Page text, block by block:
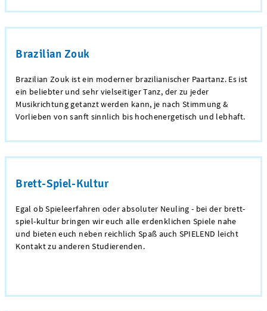
Brazilian Zouk
Brazilian Zouk ist ein moderner brazilianischer Paartanz. Es ist
ein beliebter und sehr vielseitiger Tanz, der zu jeder
Musikrichtung getanzt werden kann, je nach Stimmung &
Vorlieben von sanft sinnlich bis hochenergetisch und lebhaft.
Brett-Spiel-Kultur
Egal ob Spieleerfahren oder absoluter Neuling - bei der brett-
spiel-kultur bringen wir euch alle erdenklichen Spiele nahe
und bieten euch neben reichlich Spaß auch SPIELEND leicht
Kontakt zu anderen Studierenden.